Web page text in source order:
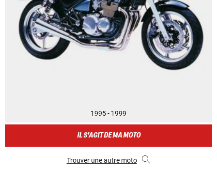
1995 - 1999
IL S'AGIT DE MA MOTO
Trouver une autre moto